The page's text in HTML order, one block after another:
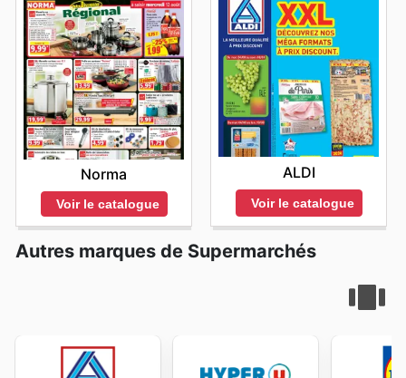
Norma
Voir le catalogue
ALDI
Voir le catalogue
Autres marques de Supermarchés